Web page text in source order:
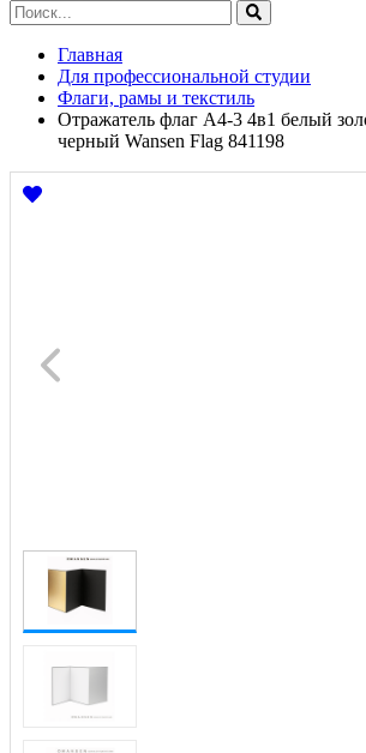
Главная
Для профессиональной студии
Флаги, рамы и текстиль
Отражатель флаг А4-3 4в1 белый
черный Wansen Flag 841198